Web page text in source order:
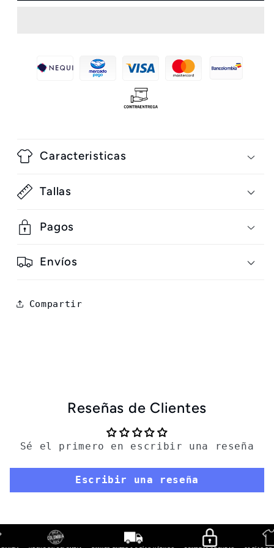
Caracteristicas
Tallas
Pagos
Envíos
Compartir
Reseñas de Clientes
Sé el primero en escribir una reseña
Escribir una reseña